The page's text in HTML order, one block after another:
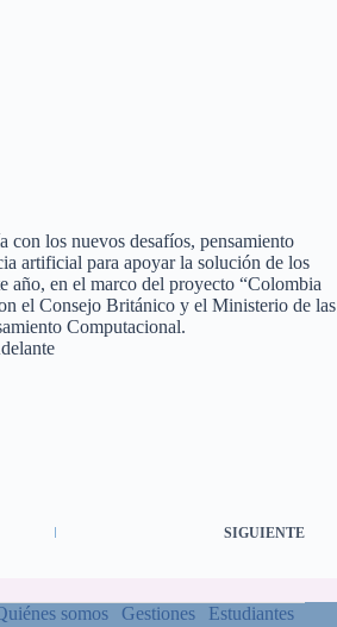
con los nuevos desafíos, pensamiento
artificial para apoyar la solución de los
año, en el marco del proyecto “Colombia
el Consejo Británico y el Ministerio de las
Computacional.
SIGUIENTE
somos Gestiones
Estudiantes